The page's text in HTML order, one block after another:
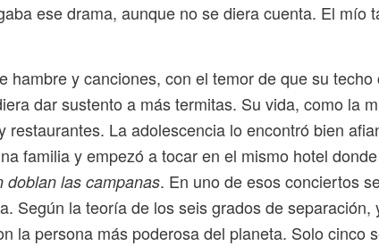
ese drama, aunque no se diera cuenta. El mío
hambre y canciones, con el temor de que su
dar sustento a más termitas. Su vida, como la
restaurantes. La adolescencia lo encontró bien
familia y empezó a tocar en el mismo hotel
doblan las campanas. En uno de esos conciertos
Según la teoría de los seis grados de separación,
la persona más poderosa del planeta. Solo cinco